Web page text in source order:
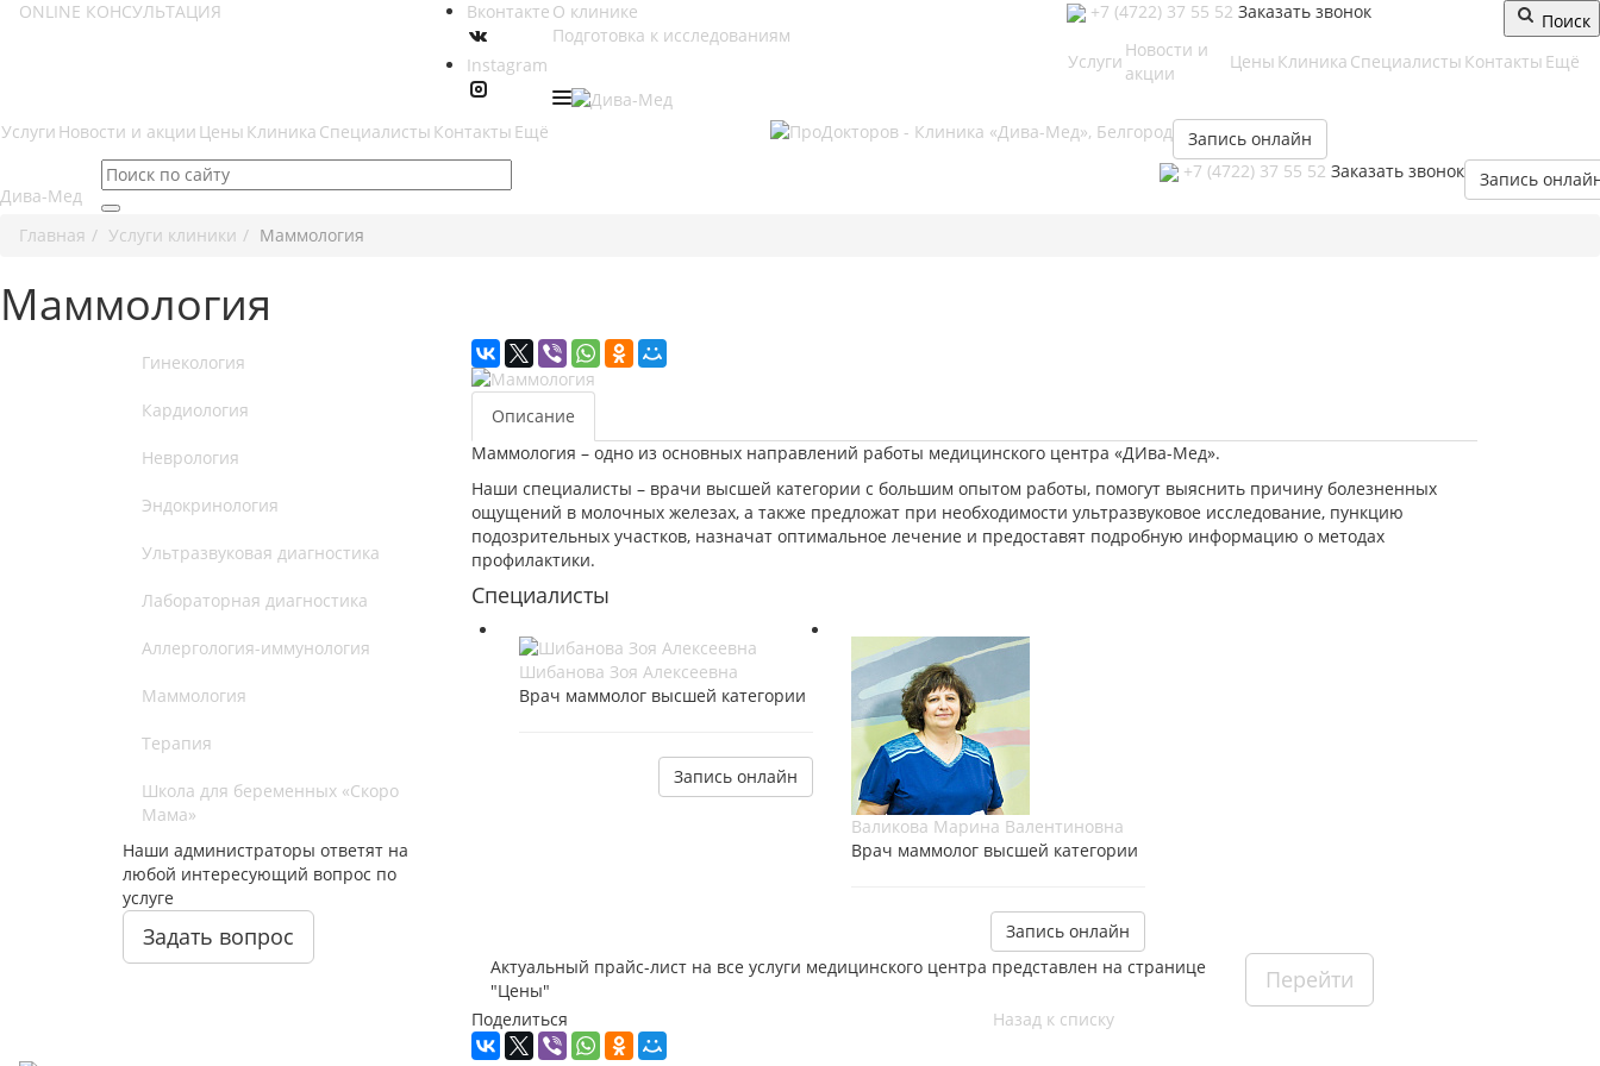
ONLINE КОНСУЛЬТАЦИЯ Вконтакте
Instagram
Поиск
О клинике
Подготовка к исследованиям
+7 (4722) 37 55 52 Заказать звонок
Услуги
Новости и
акции
Цены Клиника Специалисты Контакты Ещё
Запись онлайн
Услуги Новости и акции Цены Клиника Специалисты Контакты Ещё
Запись
+7 (4722) 37 55 52 Заказать звонок
Главная Услуги клиники Маммология
Маммология
Гинекология
Кардиология
Неврология
Эндокринология
Ультразвуковая диагностика
Лабораторная диагностика
Аллергология-иммунология
Маммология
Терапия
Школа для беременных «Скоро
Мама»
Наши администраторы ответят на
любой интересующий вопрос по
услуге
Задать вопрос
Описание
Маммология – одно из основных направлений работы медицинского центра «ДИва-Мед».
Наши специалисты – врачи высшей категории с большим опытом работы, помогут выяснить причину болезненных
ощущений в молочных железах, а также предложат при необходимости ультразвуковое исследование, пункцию
подозрительных участков, назначат оптимальное лечение и предоставят подробную информацию о методах
профилактики.
Специалисты
Шибанова Зоя Алексеевна
Врач маммолог высшей категории
Запись онлайн
Валикова Марина Валентиновна
Врач маммолог высшей категории
Запись онлайн
Актуальный прайс-лист на все услуги медицинского центра представлен на странице
"Цены"
Перейти
Поделиться Назад к списку